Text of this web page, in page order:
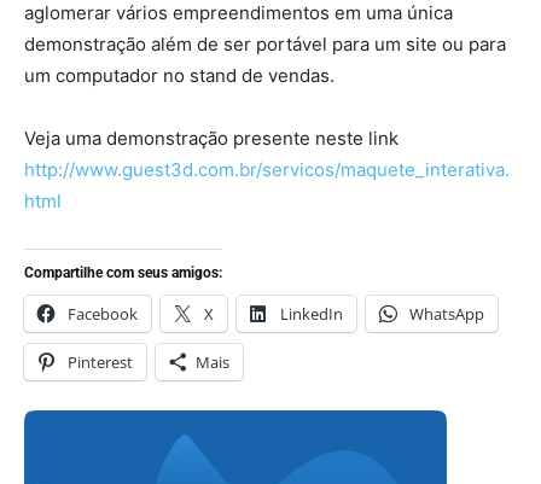
aglomerar vários empreendimentos em uma única
demonstração além de ser portável para um site ou para
um computador no stand de vendas.
Veja uma demonstração presente neste link
http://www.guest3d.com.br/servicos/maquete_interativa.
html
Compartilhe com seus amigos:
Facebook X LinkedIn WhatsApp
Pinterest Mais